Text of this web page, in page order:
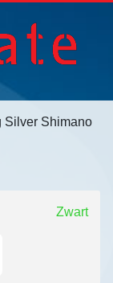
Silver Shimano
Zwart